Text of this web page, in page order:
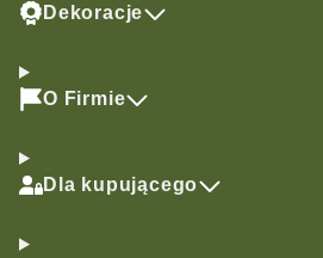
Dekoracje
O Firmie
Dla kupującego